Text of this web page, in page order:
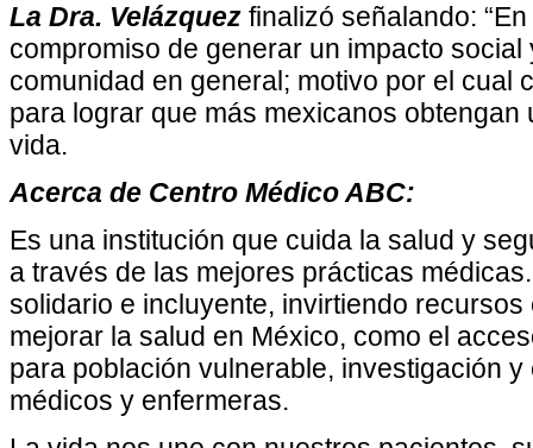
La Dra. Velázquez finalizó señalando:
compromiso de generar un impacto
comunidad en general; motivo por el cual
para lograr que más mexicanos obtengan
vida.
Acerca de Centro Médico ABC:
Es una institución que cuida la salud y
a través de las mejores prácticas
solidario e incluyente, invirtiendo
mejorar la salud en México, como el
para población vulnerable, investigación
médicos y enfermeras.